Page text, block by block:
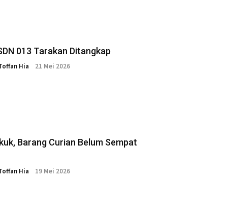
013 Tarakan Ditangkap
Hia 21 Mei 2026
Barang Curian Belum Sempat
Hia 19 Mei 2026